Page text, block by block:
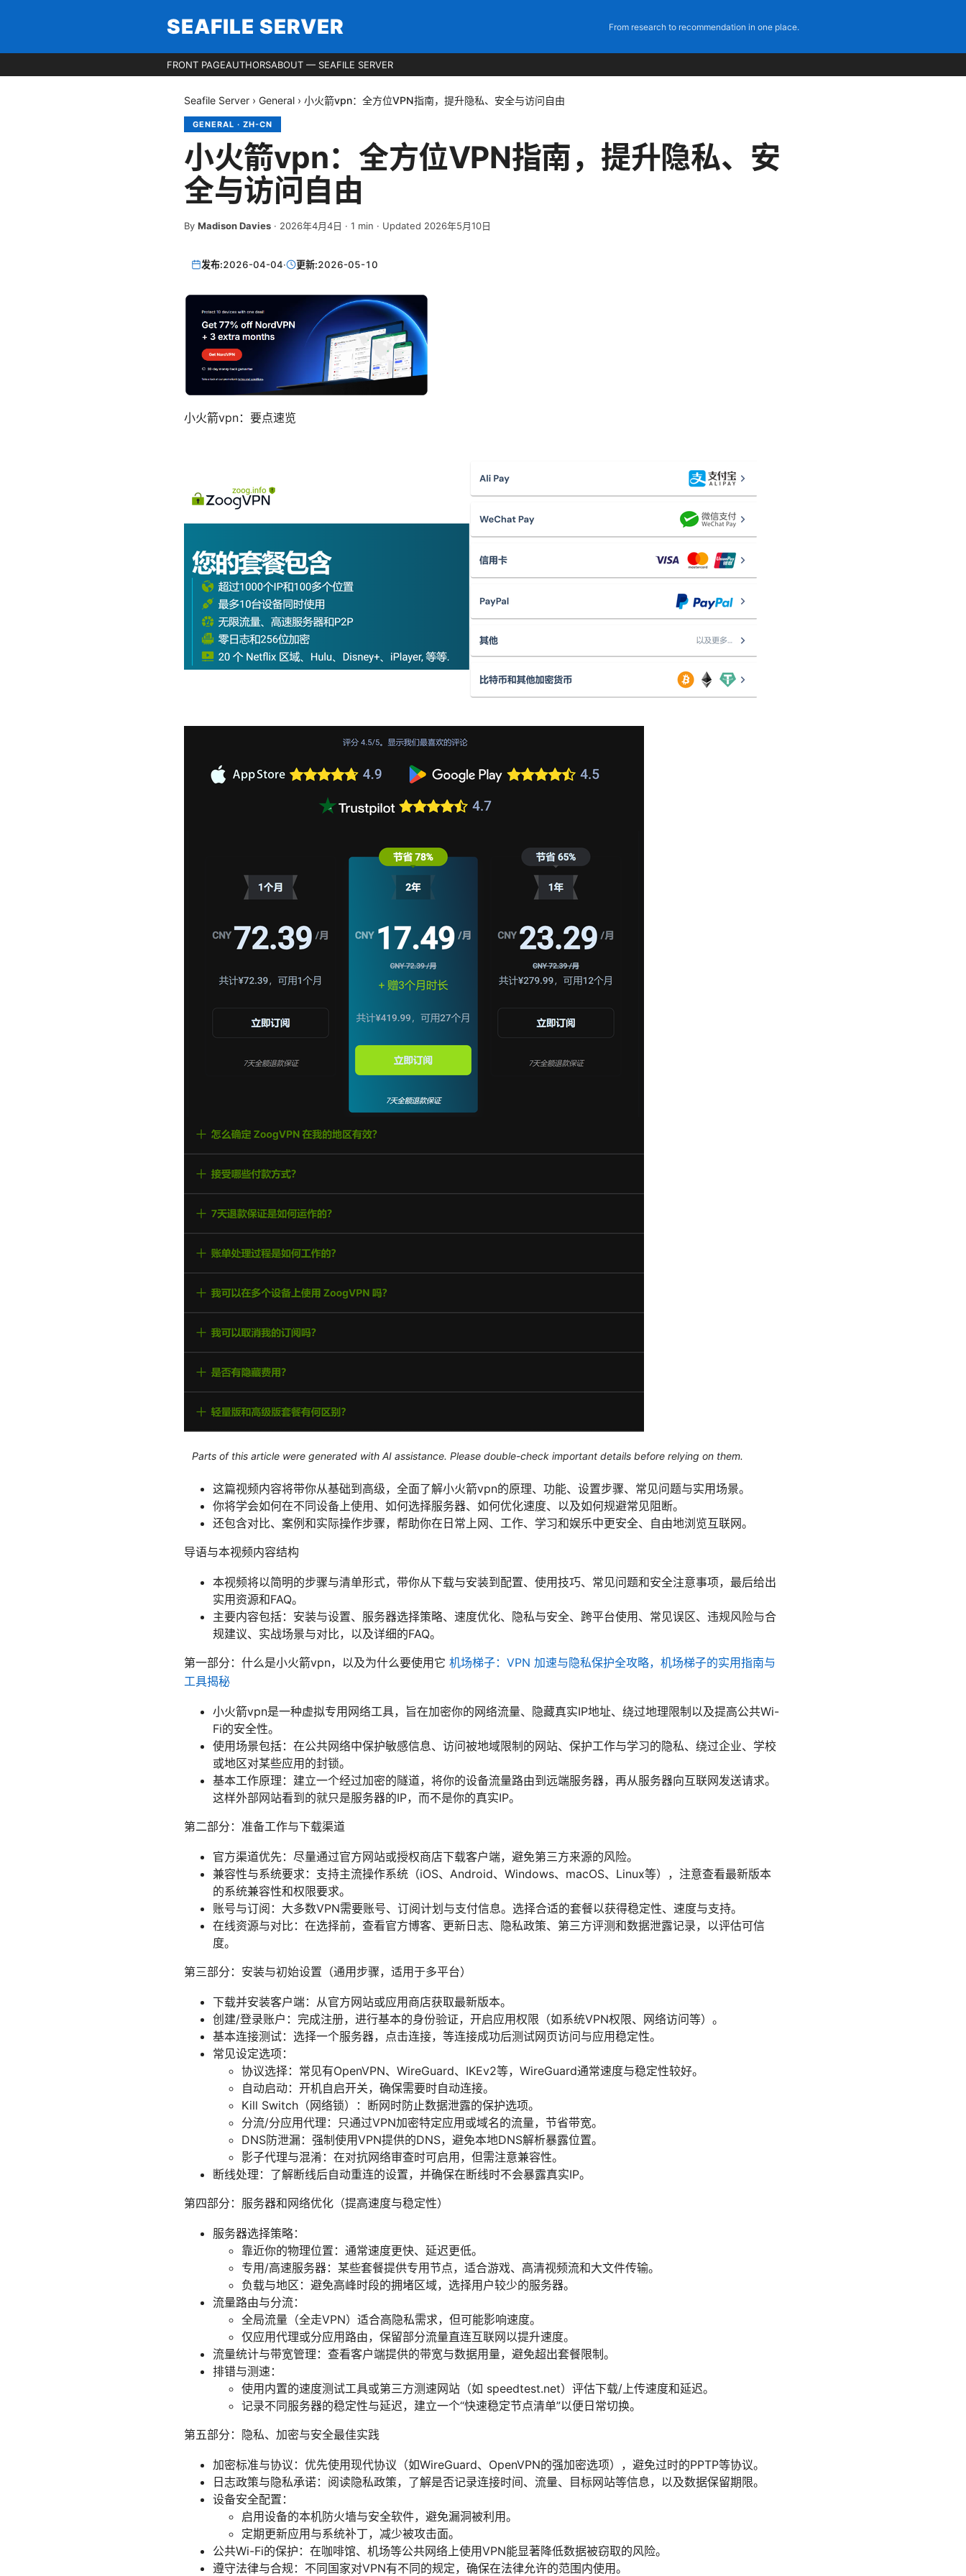
SEAFILE SERVER From research to recommendation in one place.
FRONT PAGEAUTHORSABOUT — SEAFILE SERVER
Seafile Server › General › 小火箭vpn：全方位VPN指南，提升隐私、安全与访问自由
GENERAL · ZH-CN
小火箭vpn：全方位VPN指南，提升隐私、安
全与访问自由
By Madison Davies · 2026年4月4日 · 1 min · Updated 2026年5月10日
发布:2026-04-04· 更新:2026-05-10
小火箭vpn：要点速览
Parts of this article were generated with AI assistance. Please double-check important details before relying on them.
这篇视频内容将带你从基础到高级，全面了解小火箭vpn的原理、功能、设置步骤、常见问题与实用场景。
你将学会如何在不同设备上使用、如何选择服务器、如何优化速度、以及如何规避常见阻断。
还包含对比、案例和实际操作步骤，帮助你在日常上网、工作、学习和娱乐中更安全、自由地浏览互联网。
导语与本视频内容结构
本视频将以简明的步骤与清单形式，带你从下载与安装到配置、使用技巧、常见问题和安全注意事项，最后给出
实用资源和FAQ。
主要内容包括：安装与设置、服务器选择策略、速度优化、隐私与安全、跨平台使用、常见误区、违规风险与合
规建议、实战场景与对比，以及详细的FAQ。
第一部分：什么是小火箭vpn，以及为什么要使用它 机场梯子：VPN 加速与隐私保护全攻略，机场梯子的实用指南与
工具揭秘
小火箭vpn是一种虚拟专用网络工具，旨在加密你的网络流量、隐藏真实IP地址、绕过地理限制以及提高公共Wi-
Fi的安全性。
使用场景包括：在公共网络中保护敏感信息、访问被地域限制的网站、保护工作与学习的隐私、绕过企业、学校
或地区对某些应用的封锁。
基本工作原理：建立一个经过加密的隧道，将你的设备流量路由到远端服务器，再从服务器向互联网发送请求。
这样外部网站看到的就只是服务器的IP，而不是你的真实IP。
第二部分：准备工作与下载渠道
官方渠道优先：尽量通过官方网站或授权商店下载客户端，避免第三方来源的风险。
兼容性与系统要求：支持主流操作系统（iOS、Android、Windows、macOS、Linux等），注意查看最新版本
的系统兼容性和权限要求。
账号与订阅：大多数VPN需要账号、订阅计划与支付信息。选择合适的套餐以获得稳定性、速度与支持。
在线资源与对比：在选择前，查看官方博客、更新日志、隐私政策、第三方评测和数据泄露记录，以评估可信
度。
第三部分：安装与初始设置（通用步骤，适用于多平台）
下载并安装客户端：从官方网站或应用商店获取最新版本。
创建/登录账户：完成注册，进行基本的身份验证，开启应用权限（如系统VPN权限、网络访问等）。
基本连接测试：选择一个服务器，点击连接，等连接成功后测试网页访问与应用稳定性。
常见设定选项：
协议选择：常见有OpenVPN、WireGuard、IKEv2等，WireGuard通常速度与稳定性较好。
自动启动：开机自启开关，确保需要时自动连接。
Kill Switch（网络锁）：断网时防止数据泄露的保护选项。
分流/分应用代理：只通过VPN加密特定应用或域名的流量，节省带宽。
DNS防泄漏：强制使用VPN提供的DNS，避免本地DNS解析暴露位置。
影子代理与混淆：在对抗网络审查时可启用，但需注意兼容性。
断线处理：了解断线后自动重连的设置，并确保在断线时不会暴露真实IP。
第四部分：服务器和网络优化（提高速度与稳定性）
服务器选择策略：
靠近你的物理位置：通常速度更快、延迟更低。
专用/高速服务器：某些套餐提供专用节点，适合游戏、高清视频流和大文件传输。
负载与地区：避免高峰时段的拥堵区域，选择用户较少的服务器。
流量路由与分流：
全局流量（全走VPN）适合高隐私需求，但可能影响速度。
仅应用代理或分应用路由，保留部分流量直连互联网以提升速度。
流量统计与带宽管理：查看客户端提供的带宽与数据用量，避免超出套餐限制。
排错与测速：
使用内置的速度测试工具或第三方测速网站（如 speedtest.net）评估下载/上传速度和延迟。
记录不同服务器的稳定性与延迟，建立一个“快速稳定节点清单”以便日常切换。
第五部分：隐私、加密与安全最佳实践
加密标准与协议：优先使用现代协议（如WireGuard、OpenVPN的强加密选项），避免过时的PPTP等协议。
日志政策与隐私承诺：阅读隐私政策，了解是否记录连接时间、流量、目标网站等信息，以及数据保留期限。
设备安全配置：
启用设备的本机防火墙与安全软件，避免漏洞被利用。
定期更新应用与系统补丁，减少被攻击面。
公共Wi-Fi的保护：在咖啡馆、机场等公共网络上使用VPN能显著降低数据被窃取的风险。
遵守法律与合规：不同国家对VPN有不同的规定，确保在法律允许的范围内使用。